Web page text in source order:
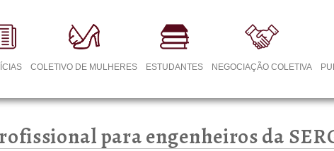
COLETIVO DE MULHERES ESTUDANTES NEGOCIAÇÃO COLETIVA
para engenheiros da